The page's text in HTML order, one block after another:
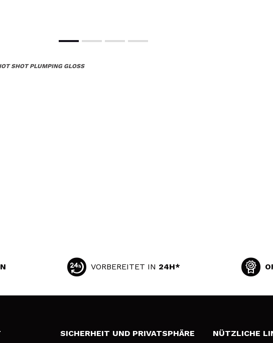
SHOT PLUMPING GLOSS
VORBEREITET IN 24H*
SICHERHEIT UND PRIVATSPHÄRE NÜTZLICHE